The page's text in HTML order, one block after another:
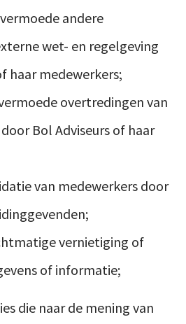
andere
wet- en regelgeving
haar medewerkers;
overtredingen van
Bol Adviseurs of haar
van medewerkers door
vernietiging of
of informatie;
die naar de mening van